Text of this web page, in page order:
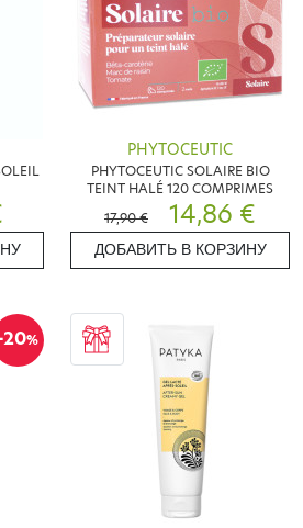
PHYTOCEUTIC
PHYTOCEUTIC SOLAIRE BIO
TEINT HALÉ 120 COMPRIMES
17,90 €
14,86 €
ДОБАВИТЬ В КОРЗИНУ
20%